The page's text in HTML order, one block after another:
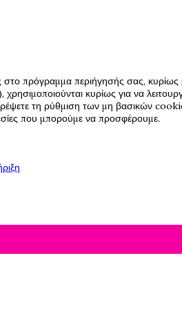
στο πρόγραμμα περιήγησής σας,
κυρίως για να
τη ρύθμιση των μη βασικών
που μπορούμε να προσφέρουμε.